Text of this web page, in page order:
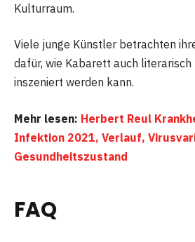
Kulturraum.
Viele junge Künstler betrachten
dafür, wie Kabarett auch literarisch
inszeniert werden kann.
Mehr lesen: Herbert Reul
Infektion 2021, Verlauf,
Gesundheitszustand
FAQ